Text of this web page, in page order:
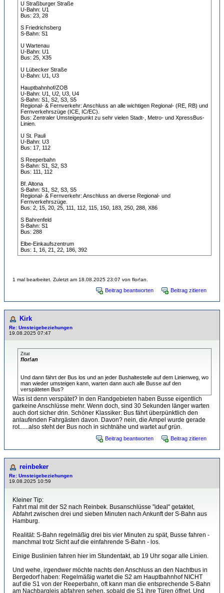
U Straßburger Straße
U-Bahn: U1
Bus: 23, 28
S Friedrichsberg
S-Bahn: S1
U Wartenau
U-Bahn: U1
Bus: 25, X35
U Lübecker Straße
U-Bahn: U1, U3
Hauptbahnhof/ZOB
U-Bahn: U1, U2, U3, U4
S-Bahn: S1, S2, S3, S5
Regional- & Fernverkehr: Anschluss an alle wichtigen Regional- (RE, RB) und
Fernverkehrszüge (ICE, IC/EC).
Bus: Zentraler Umsteigepunkt zu sehr vielen Stadt-, Metro- und XpressBus-
Linien.
U St. Pauli
U-Bahn: U3
Bus: 17, 112
S Reeperbahn
S-Bahn: S1, S2, S3
Bus: 111, 112
Bf. Altona
S-Bahn: S1, S2, S3, S5
Regional- & Fernverkehr: Anschluss an diverse Regional- und
Fernverkehrszüge.
Bus: 2, 15, 20, 25, 111, 112, 115, 150, 183, 250, 288, X86
S Bahrenfeld
S-Bahn: S1
Bus: 288
Elbe-Einkaufszentrum
Bus: 1, 16, 21, 22, 186, 392
1 mal bearbeitet. Zuletzt am 18.08.2025 23:07 von flor!an.
Beitrag beantworten Beitrag zitieren
Kirk
Re: Umsteigebeziehungen
19.08.2025 07:47
Zitat
flor!an
Und dann fährt der Bus los und an jeder Bushaltestelle auf dem Linienweg, wo
man wieder umsteigen kann, warten dann auch alle Busse auf den
verspäteten Bus?
Was ist denn verspätet? In den Randgebieten haben Busse eigentlich
garkeine Anschlüsse mehr. Wenn doch, sind 30 Sekunden länger warten
auch dort sicher drin. Schöner Klassiker: Bus fährt überpünktlich den
anlaufenden Fahrgästen davon. Davon? nein, die Ampel wurde gerade
rot......also steht der Bus noch in sichtnähe und wartet auf grün.
Beitrag beantworten Beitrag zitieren
reinbeker
Re: Umsteigebeziehungen
19.08.2025 10:59
Kleiner Tip:
Fahrt mal mit der S2 nach Reinbek. Busanschlüsse "ideal" getaktet,
Abfahrt zwischen drei und sieben Minuten nach Ankunft der S-Bahn aus
Hamburg.
Realität: S-Bahn regelmäßig drei bis vier Minuten zu spät, Busse fahren -
manchmal trotz Sicht auf die einfahrende S-Bahn - los.
Einige Buslinien fahren hier im Stundentakt, ab 19 Uhr sogar alle Linien.
Und wehe, irgendwer möchte nachts den Anschluss an den Nachtbus in
Bergedorf haben: Regelmäßig wartet die S2 am Hauptbahnhof NICHT
auf die S1 von der Reeperbahn, oft kann man die entsprechende S-Bahn
am Nachbargleis abfahren sehen, sobald die S1 ihre Türen öffnet. Und